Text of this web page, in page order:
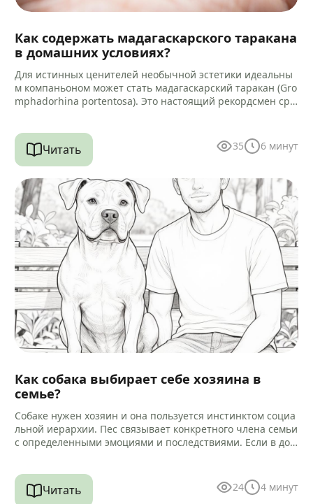
Как содержать мадагаскарского таракана
в домашних условиях?
Для истинных ценителей необычной эстетики идеальны
м компаньоном может стать мадагаскарский таракан (Gro
mphadorhina portentosa). Это настоящий рекордсмен сре
Читать 35 6 минут
Как собака выбирает себе хозяина в
семье?
Собаке нужен хозяин и она пользуется инстинктом социа
льной иерархии. Пес связывает конкретного члена семьи
с определенными эмоциями и последствиями. Если в дом
Читать 24 4 минут